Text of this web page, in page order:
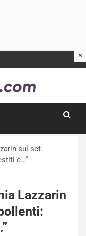
sul set.
e…”
Lazzarin